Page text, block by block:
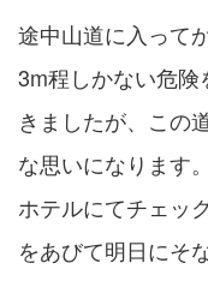
途中山道に入って
3m程しかない危
きましたが、この
な思いになります。
ホテルにてチェッ
をあびて明日にそ